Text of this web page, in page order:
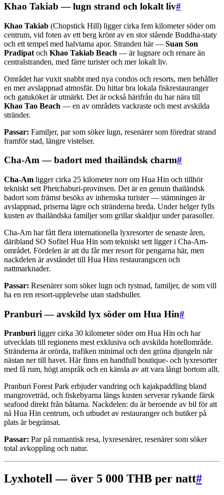
Khao Takiab — lugn strand och lokalt liv#
Khao Takiab (Chopstick Hill) ligger cirka fem kilometer söder om
centrum, vid foten av ett berg krönt av en stor stående Buddha-staty
och ett tempel med halvtama apor. Stranden här — Suan Son
Pradipat och Khao Takiab Beach — är lugnare och renare än
centralstranden, med färre turister och mer lokalt liv.
Området har vuxit snabbt med nya condos och resorts, men behåller
en mer avslappnad atmosfär. Du hittar bra lokala fiskrestauranger
och gatuköket är utmärkt. Det är också härifrån du har nära till
Khao Tao Beach — en av områdets vackraste och mest avskilda
stränder.
Passar: Familjer, par som söker lugn, resenärer som föredrar strand
framför stad, längre vistelser.
Cha-Am — badort med thailändsk charm#
Cha-Am ligger cirka 25 kilometer norr om Hua Hin och tillhör
tekniskt sett Phetchaburi-provinsen. Det är en genuin thailändsk
badort som främst besöks av inhemska turister — stämningen är
avslappnad, priserna lägre och stränderna breda. Under helger fylls
kusten av thailändska familjer som grillar skaldjur under parasoller.
Cha-Am har fått flera internationella lyxresorter de senaste åren,
däribland SO Sofitel Hua Hin som tekniskt sett ligger i Cha-Am-
området. Fördelen är att du får mer resort för pengarna här, men
nackdelen är avståndet till Hua Hins restaurangscen och
nattmarknader.
Passar: Resenärer som söker lugn och tystnad, familjer, de som vill
ha en ren resort-upplevelse utan stadsbuller.
Pranburi — avskild lyx söder om Hua Hin#
Pranburi ligger cirka 30 kilometer söder om Hua Hin och har
utvecklats till regionens mest exklusiva och avskilda hotellområde.
Stränderna är orörda, trafiken minimal och den gröna djungeln når
nästan ner till havet. Här finns en handfull boutique- och lyxresorter
med få rum, högt anspråk och en känsla av att vara långt bortom allt.
Pranburi Forest Park erbjuder vandring och kajakpaddling bland
mangroveträd, och fiskebyarna längs kusten serverar rykande färsk
seafood direkt från båtarna. Nackdelen: du är beroende av bil för att
nå Hua Hin centrum, och utbudet av restauranger och butiker på
plats är begränsat.
Passar: Par på romantisk resa, lyxresenärer, resenärer som söker
total avkoppling och natur.
Lyxhotell — över 5 000 THB per natt#